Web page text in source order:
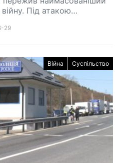
Під атакою…
29
Війна Суспільство